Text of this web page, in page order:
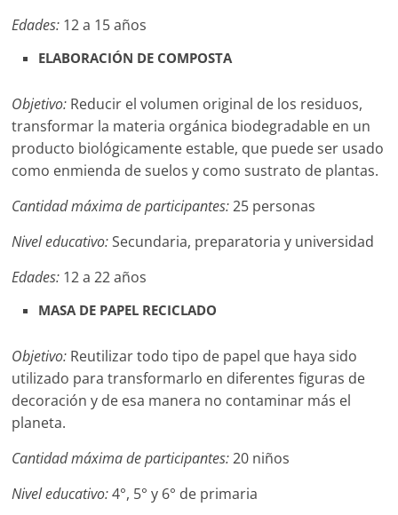
Edades: 12 a 15 años
ELABORACIÓN DE COMPOSTA
Objetivo: Reducir el volumen original de los residuos,
transformar la materia orgánica biodegradable en un
producto biológicamente estable, que puede ser usado
como enmienda de suelos y como sustrato de plantas.
Cantidad máxima de participantes:25 personas
Nivel educativo:Secundaria, preparatoria y universidad
Edades: 12 a 22 años
MASA DE PAPEL RECICLADO
Objetivo: Reutilizar todo tipo de papel que haya sido
utilizado para transformarlo en diferentes figuras de
decoración y de esa manera no contaminar más el
planeta.
Cantidad máxima de participantes:20 niños
Nivel educativo:4°, 5° y 6° de primaria